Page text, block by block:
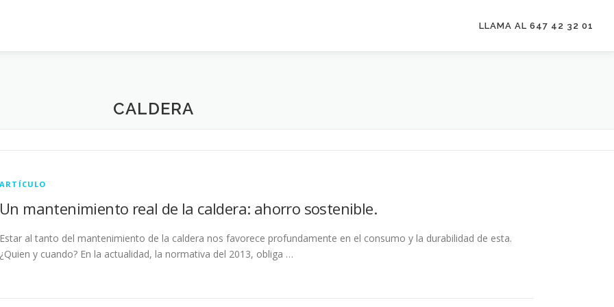
LLAMA AL 647 42 32 01
CALDERA
ARTÍCULO
Un mantenimiento real de la caldera: ahorro sostenible.
Estar al tanto del mantenimiento de la caldera nos favorece profundamente en el consumo y la durabilidad de esta.
¿Quien y cuando? En la actualidad, la normativa del 2013, obliga …